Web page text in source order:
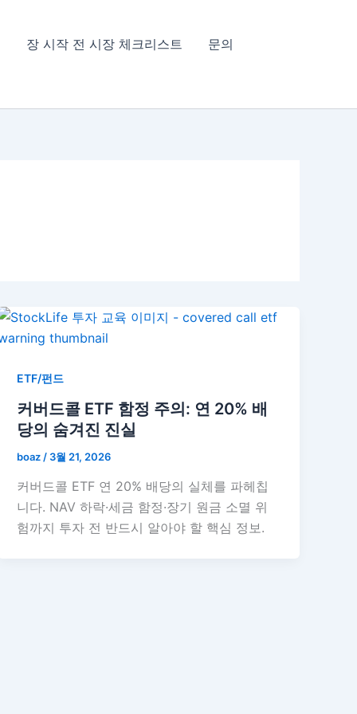
장 시작 전 시장 체크리스트
문의
ETF/펀드
커버드콜 ETF 함정 주의: 연 20% 배
당의 숨겨진 진실
boaz / 3월 21, 2026
커버드콜 ETF 연 20% 배당의 실체를 파헤칩
니다. NAV 하락·세금 함정·장기 원금 소멸 위
험까지 투자 전 반드시 알아야 할 핵심 정보.